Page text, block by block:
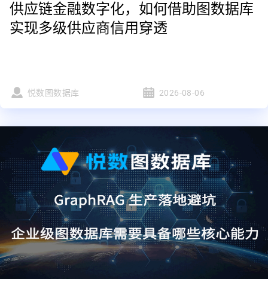
供应链金融数字化，如何借助图数据库
实现多级供应商信用穿透
悦数图数据库 2026-08-06